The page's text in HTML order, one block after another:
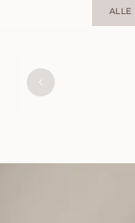
ALLE